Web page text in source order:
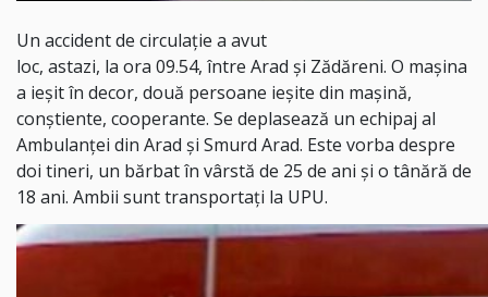
Un accident de circulație a avut
loc, astazi, la ora 09.54, între Arad și Zădăreni. O mașina
a ieșit în decor, două persoane ieșite din mașină,
conștiente, cooperante. Se deplasează un echipaj al
Ambulanței din Arad și Smurd Arad. Este vorba despre
doi tineri, un bărbat în vârstă de 25 de ani și o tânără de
18 ani. Ambii sunt transportați la UPU.